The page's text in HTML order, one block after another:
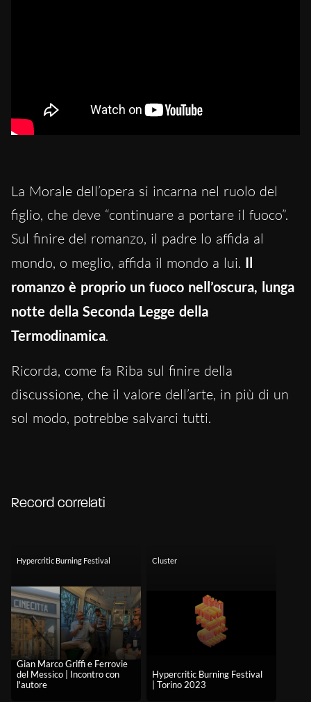
La Morale dell’opera si incarna nel ruolo del
figlio, che deve “continuare a portare il fuoco”.
Sul finire del romanzo, il padre lo affida al
mondo, o meglio, affida il mondo a lui. Il
romanzo è proprio un fuoco nell’oscura, lunga
notte della Seconda Legge della
Termodinamica.
Ricorda, come fa Riba sul finire della
discussione, che il valore dell’arte, in più di un
sol modo, potrebbe salvarci tutti.
Record correlati
Hypercritic Burning Festival
Gian Marco Griffi e Ferrovie
del Messico | Incontro con
l'autore
Cluster
Hypercritic Burning Festival
| Torino 2023